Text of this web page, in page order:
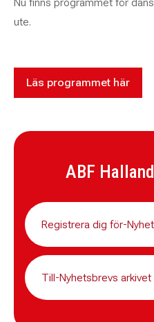
ute.
Läs programmet här
ABF
Registrera dig för-
Till-Nyhetsbrevs arkivet